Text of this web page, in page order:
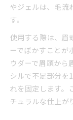
やジェルは、毛流
す。
使用する際は、眉
ーでぼかすことが
ウダーで眉頭から
シルで不足部分を
れを固定します。
チュラルな仕上が